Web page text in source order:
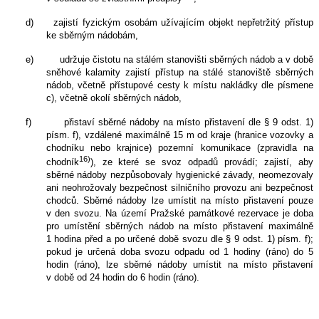
d)
zajistí fyzickým osobám užívajícím objekt nepřetržitý přístup
ke sběrným nádobám,
e)
udržuje čistotu na stálém stanovišti sběrných nádob a v době
sněhové kalamity zajistí přístup na stálé stanoviště sběrných
nádob, včetně přístupové cesty k místu nakládky dle písmene
c), včetně okolí sběrných nádob,
f)
přistaví sběrné nádoby na místo přistavení dle § 9 odst. 1)
písm. f), vzdálené maximálně 15 m od kraje (hranice vozovky a
chodníku nebo krajnice) pozemní komunikace (zpravidla na
chodník16)), ze které se svoz odpadů provádí; zajistí, aby
sběrné nádoby nezpůsobovaly hygienické závady, neomezovaly
ani neohrožovaly bezpečnost silničního provozu ani bezpečnost
chodců. Sběrné nádoby lze umístit na místo přistavení pouze
v den svozu. Na území Pražské památkové rezervace je doba
pro umístění sběrných nádob na místo přistavení maximálně
1 hodina před a po určené době svozu dle § 9 odst. 1) písm. f);
pokud je určená doba svozu odpadu od 1 hodiny (ráno) do 5
hodin (ráno), lze sběrné nádoby umístit na místo přistavení
v době od 24 hodin do 6 hodin (ráno).